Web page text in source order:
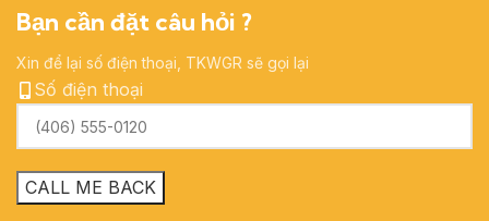
Bạn cần đặt câu hỏi ?
Xin để lại số điện thoại, TKWGR sẽ gọi lại
Số điện thoại